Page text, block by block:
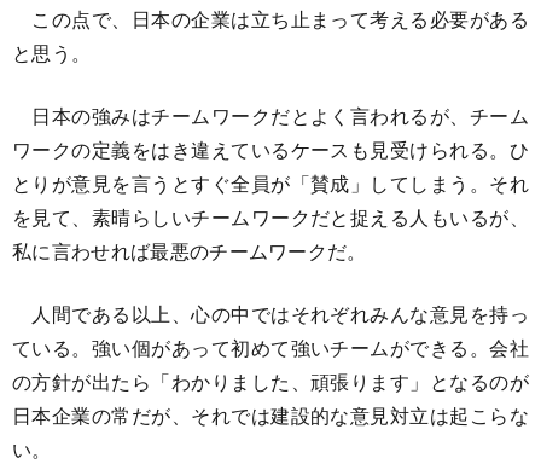
この点で、日本の企業は立ち止まって考える必要がある
と思う。
日本の強みはチームワークだとよく言われるが、チーム
ワークの定義をはき違えているケースも見受けられる。ひ
とりが意見を言うとすぐ全員が「賛成」してしまう。それ
を見て、素晴らしいチームワークだと捉える人もいるが、
私に言わせれば最悪のチームワークだ。
人間である以上、心の中ではそれぞれみんな意見を持っ
ている。強い個があって初めて強いチームができる。会社
の方針が出たら「わかりました、頑張ります」となるのが
日本企業の常だが、それでは建設的な意見対立は起こらな
い。